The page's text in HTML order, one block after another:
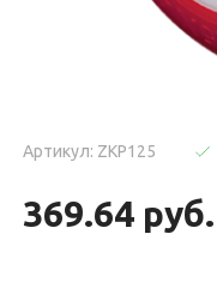
Артикул: ZKP125
369.64 руб.